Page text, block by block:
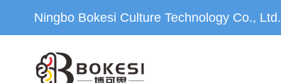
Ningbo Bokesi Culture Technology Co., Ltd.